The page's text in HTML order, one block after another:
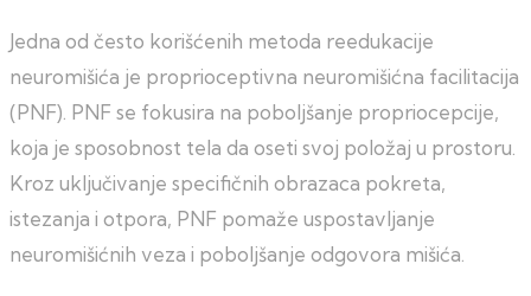
Jedna od često korišćenih metoda reedukacije
neuromišića je proprioceptivna neuromišićna facilitacija
(PNF). PNF se fokusira na poboljšanje propriocepcije,
koja je sposobnost tela da oseti svoj položaj u prostoru.
Kroz uključivanje specifičnih obrazaca pokreta,
istezanja i otpora, PNF pomaže uspostavljanje
neuromišićnih veza i poboljšanje odgovora mišića.